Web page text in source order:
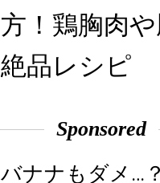
方！鶏胸肉
絶品レシピ
Sponsored
バナナもダメ…